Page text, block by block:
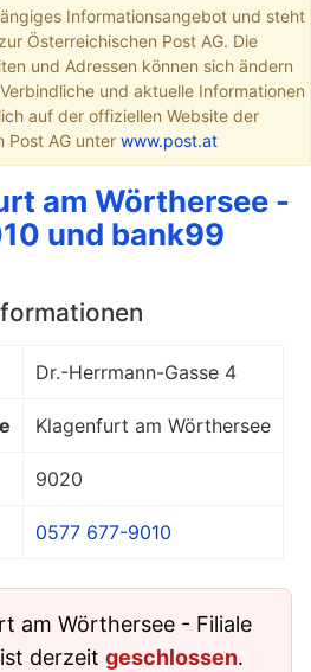
Informationsangebot und steht
Österreichischen Post AG. Die
und Adressen können sich ändern
und aktuelle Informationen
auf der offiziellen Website der
Post AG unter www.post.at
am Wörthersee -
und bank99
Dr.-Herrmann-Gasse 4
Klagenfurt am Wörthersee
9020
0577 677-9010
am Wörthersee - Filiale
derzeit geschlossen.